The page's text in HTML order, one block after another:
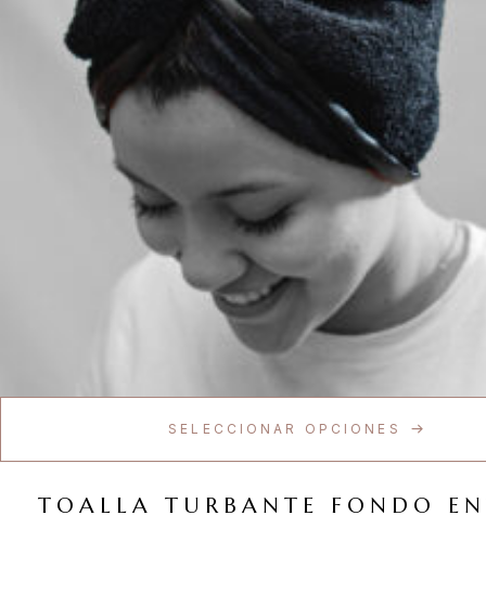
SELECCIONAR OPCIONES
TOALLA TURBANTE FONDO